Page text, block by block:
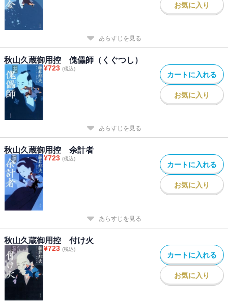
お気に入り
あらすじを見る
秋山久蔵御用控 傀儡師（くぐつし）
¥723 (税込)
カートに入れる
お気に入り
あらすじを見る
秋山久蔵御用控 余計者
¥723 (税込)
カートに入れる
お気に入り
あらすじを見る
秋山久蔵御用控 付け火
¥723 (税込)
カートに入れる
お気に入り